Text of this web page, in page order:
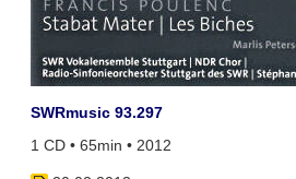
SWRmusic 93.297
1 CD • 65min • 2012